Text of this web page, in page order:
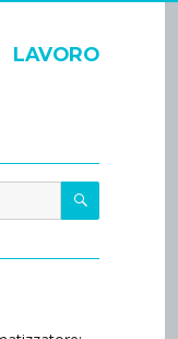
LAVORO
SEARCH